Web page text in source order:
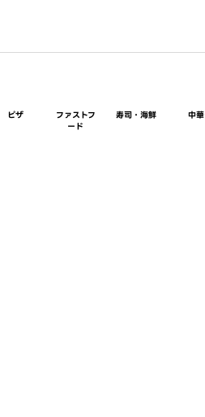
ピザ
ファストフ
ード
寿司・海鮮 中華